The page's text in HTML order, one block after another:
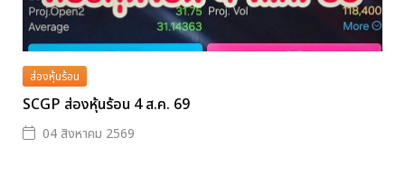
ส่องหุ้นร้อน
SCGP ส่องหุ้นร้อน 4 ส.ค. 69
04 สิงหาคม 2569